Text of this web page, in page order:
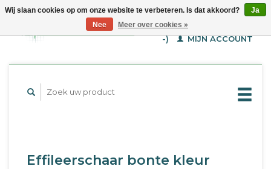
WINKELWAGEN (€--,-
-)
MIJN ACCOUNT
Effileerschaar bonte kleur
Wij slaan cookies op om onze website te verbeteren. Is dat akkoord?
Ja
Nee
Meer over cookies »